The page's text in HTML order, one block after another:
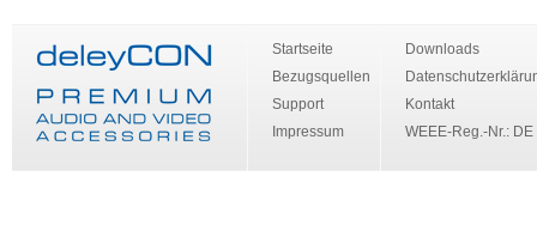
Startseite
Bezugsquellen
Support
Impressum
Downloads
Kontakt
WEEE-Reg.-Nr.: